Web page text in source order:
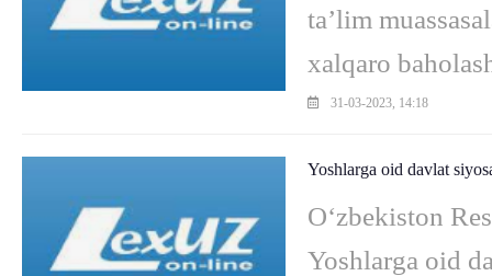
ta’lim
xalqaro
tadbirlari
31-03-2023, 14:18
Yoshlarga oid davlat
O‘zbekiston
Yoshlarga oid